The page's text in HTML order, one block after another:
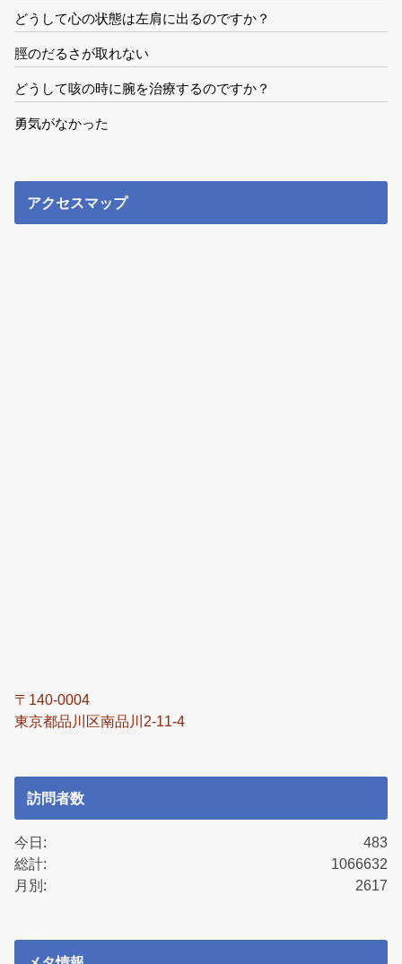
どうして心の状態は左肩に出るのですか？
脛のだるさが取れない
どうして咳の時に腕を治療するのですか？
勇気がなかった
アクセスマップ
〒140-0004
東京都品川区南品川2-11-4
訪問者数
483
今日:
1066632
総計:
2617
月別: